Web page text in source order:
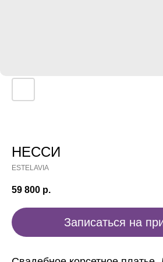
НЕССИ
ESTELAVIA
59 800 р.
Записаться на